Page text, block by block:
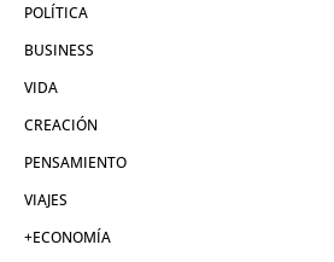
POLÍTICA
BUSINESS
VIDA
CREACIÓN
PENSAMIENTO
VIAJES
+ECONOMÍA